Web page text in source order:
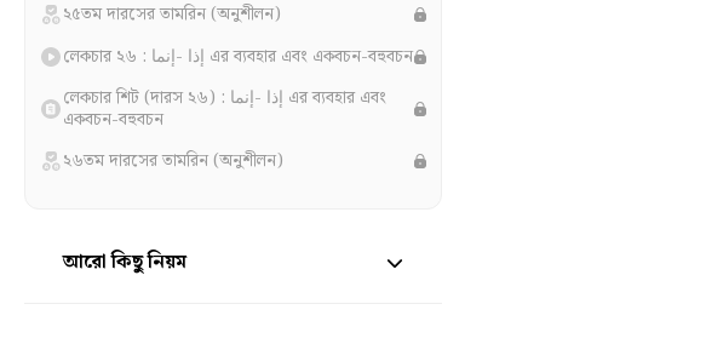
২৫তম দারসের তামরিন (অনুশীলন)
লেকচার ২৬ : إذا -إنما এর ব্যবহার এবং একবচন-বহুবচন
লেকচার শিট (দারস ২৬) : إذا -إنما এর ব্যবহার এবং
একবচন-বহুবচন
২৬তম দারসের তামরিন (অনুশীলন)
আরো কিছু নিয়ম